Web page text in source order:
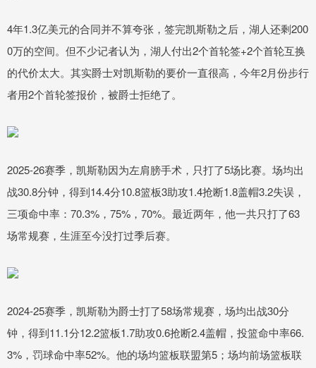
4年1.3亿美元的合同并不算夸张，签完凯斯勒之后，湖人还剩200
0万的空间。但不少记者认为，湖人付出2个首轮签+2个首轮互换
的代价太大。其实爵士对凯斯勒的要价一直很高，今年2月份步行
者用2个首轮签报价，被爵士拒绝了。
2025-26赛季，凯斯勒因为左肩膀手术，只打了5场比赛。场均出
战30.8分钟，得到14.4分10.8篮板3助攻1.4抢断1.8盖帽3.2失误，
三项命中率：70.3%，75%，70%。最近两年，他一共只打了63
场常规赛，生涯至今没打过季后赛。
2024-25赛季，凯斯勒为爵士打了58场常规赛，场均出战30分
钟，得到11.1分12.2篮板1.7助攻0.6抢断2.4盖帽，投篮命中率66.
3%，罚球命中率52%。他的场均篮板联盟第5；场均前场篮板联